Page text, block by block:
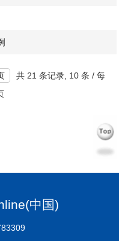
共 21 条记录, 10 条 / 每
中国)